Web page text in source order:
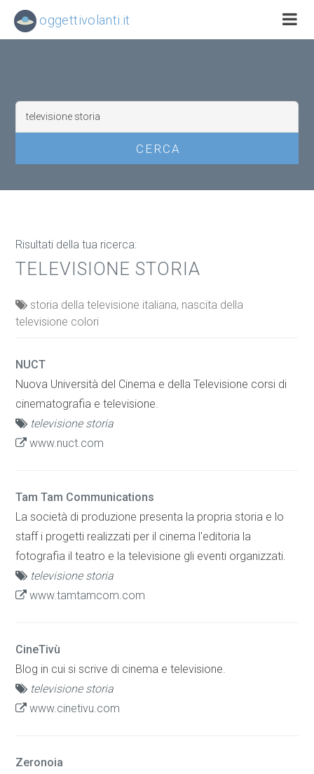
Risultati della tua ricerca:
TELEVISIONE STORIA
storia della televisione italiana, nascita della
televisione colori
NUCT
Nuova Università del Cinema e della Televisione corsi di
cinematografia e televisione.
televisione storia
www.nuct.com
Tam Tam Communications
La società di produzione presenta la propria storia e lo
staff i progetti realizzati per il cinema l'editoria la
fotografia il teatro e la televisione gli eventi organizzati.
televisione storia
www.tamtamcom.com
CineTivù
Blog in cui si scrive di cinema e televisione.
televisione storia
www.cinetivu.com
Zeronoia
oggettivolanti.it